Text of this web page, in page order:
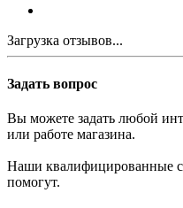
Загрузка отзывов...
Задать вопрос
Вы можете задать любой
или работе магазина.
Наши квалифицированные
помогут.